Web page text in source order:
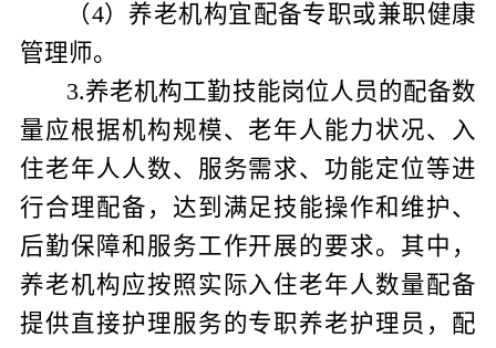
（4）养老机构宜配备专职或兼职健康
管理师。
3.养老机构工勤技能岗位人员的配备数
量应根据机构规模、老年人能力状况、入
住老年人人数、服务需求、功能定位等进
行合理配备，达到满足技能操作和维护、
后勤保障和服务工作开展的要求。其中，
养老机构应按照实际入住老年人数量配备
提供直接护理服务的专职养老护理员，配